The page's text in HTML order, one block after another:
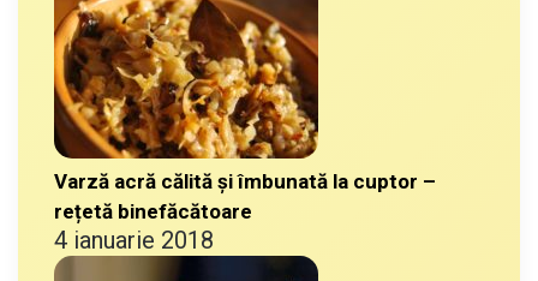
Varză acră călită și îmbunată la cuptor –
rețetă binefăcătoare
4 ianuarie 2018